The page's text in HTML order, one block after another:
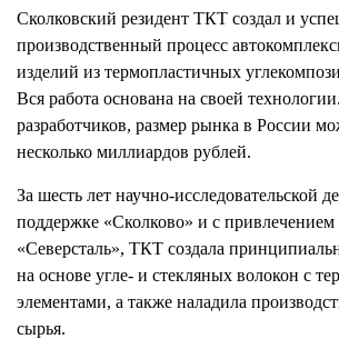
Сколковский резидент ТКТ создал и
производственный процесс
изделий из термопластичных
Вся работа основана на своей
разработчиков, размер рынка в России
несколько миллиардов рублей.
За шесть лет научно-исследовательской
поддержке «Сколково» и с
«Северсталь», ТКТ создала
на основе угле- и стекляных волокон с
элементами, а также наладила
сырья.